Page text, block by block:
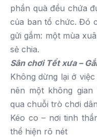
phần quà đều chứa
của ban tổ chức. Đó
gửi gắm: một mùa
sẻ chia.
Sân chơi Tết xưa –
Không dừng lại ở
nên một không
qua chuỗi trò chơi
Kéo co – nơi tinh
thể hiện rõ nét